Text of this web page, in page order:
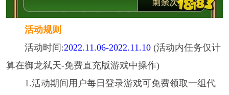
活动规则
活动时间:2022.11.06-2022.11.10(活动内任务仅计
算在御龙弑天-免费直充版游戏中操作)
1.活动期间用户每日登录游戏可免费领取一组代